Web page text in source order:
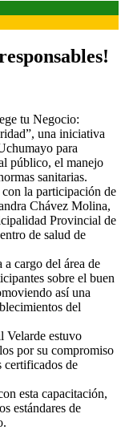
tu Negocio:
una iniciativa
para
público, el manejo
sanitarias.
la participación de
Chávez Molina,
Provincial de
de salud de
cargo del área de
sobre el buen
así una
del
Velarde estuvo
por su compromiso
certificados de
esta capacitación,
estándares de